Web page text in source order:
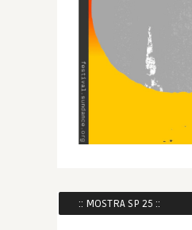
:: MOSTRA SP 25 ::